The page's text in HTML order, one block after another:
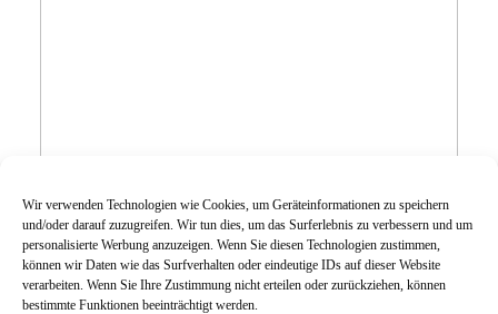
Wir verwenden Technologien wie Cookies, um Geräteinformationen zu speichern
und/oder darauf zuzugreifen. Wir tun dies, um das Surferlebnis zu verbessern und um
personalisierte Werbung anzuzeigen. Wenn Sie diesen Technologien zustimmen,
können wir Daten wie das Surfverhalten oder eindeutige IDs auf dieser Website
verarbeiten. Wenn Sie Ihre Zustimmung nicht erteilen oder zurückziehen, können
bestimmte Funktionen beeinträchtigt werden.
DAS FIRST LOOK
FOTOSHOOTING ALS